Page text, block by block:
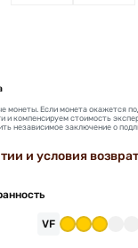
монеты. Если монета окажется
и компенсируем стоимость
независимое заключение о
и условия
VF